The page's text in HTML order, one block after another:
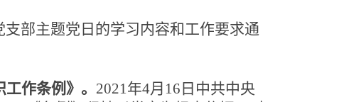
支部主题党日的学习内容和工作要求通
作条例》。 2021年4月16日中共中央